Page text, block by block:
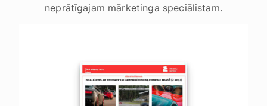
neprātīgajam mārketinga speciālistam.